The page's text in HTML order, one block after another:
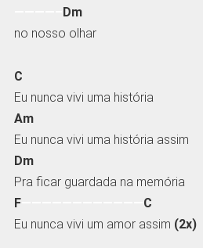
Dm
no nosso olhar
C
Eu nunca vivi uma história
Am
Eu nunca vivi uma história assim
Dm
Pra ficar guardada na memória
F———————————— C
Eu nunca vivi um amor assim (2x)